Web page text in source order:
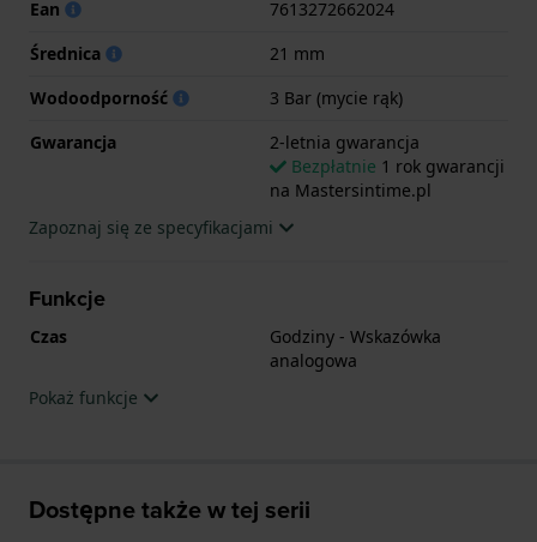
Ean
7613272662024
Średnica
21 mm
Wodoodporność
3 Bar (mycie rąk)
Gwarancja
2-letnia gwarancja
Bezpłatnie 1 rok gwarancji
na Mastersintime.pl
Zapoznaj się ze specyfikacjami
Funkcje
Czas
Godziny - Wskazówka
analogowa
Pokaż funkcje
Dostępne także w tej serii